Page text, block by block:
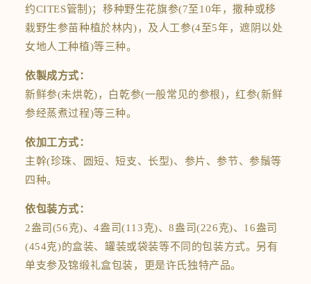
约CITES管制)；移种野生花旗参(7至10年，撒种或移
栽野生参苗种植於林内)，及人工参(4至5年，遮阴以处
女地人工种植)等三种。
依製成方式：
新鲜参(未烘乾)，白乾参(一般常见的参根)，红参(新鲜
参经蒸煮过程)等三种。
依加工方式：
主幹(珍珠、圆短、短支、长型)、参片、参节、参鬚等
四种。
依包装方式：
2盎司(56克)、4盎司(113克)、8盎司(226克)、16盎司
(454克)的盒装、罐装或袋装等不同的包装方式。另有
单支参及锦缎礼盒包装，更是许氏独特产品。